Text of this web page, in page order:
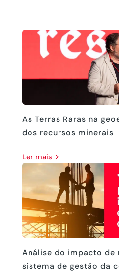
As Terras Raras na
dos recursos minerais
ler mais
Análise do impacto de
sistema de gestão da